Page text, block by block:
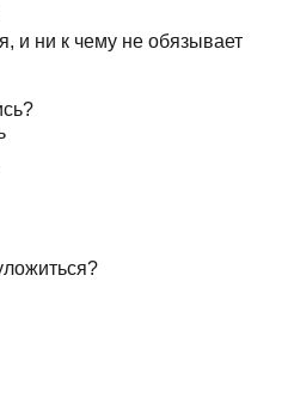
и ни к чему не обязывает